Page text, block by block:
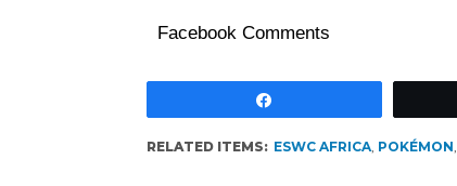
Facebook Comments
RELATED ITEMS: ESWC AFRICA, POKÉMON,